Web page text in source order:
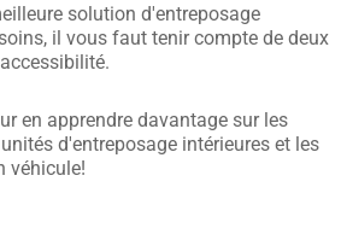
solution d'entreposage
il vous faut tenir compte de deux
en apprendre davantage sur les
d'entreposage intérieures et les
véhicule!